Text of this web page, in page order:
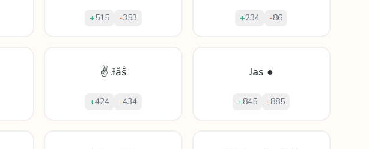
+515 -353 +234 -86
✌ Ɉǎṧ
+424 -434
Jas ●
+845 -885